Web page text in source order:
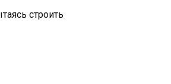
строить